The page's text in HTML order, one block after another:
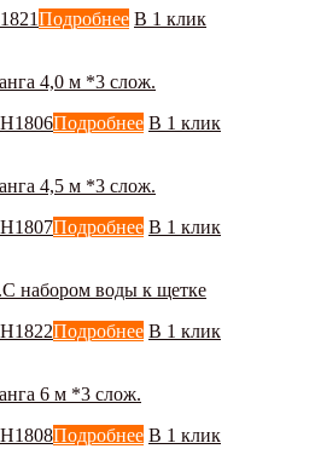
Подробнее В 1 клик
4,0 м *3 слож.
Подробнее В 1 клик
4,5 м *3 слож.
Подробнее В 1 клик
набором воды к щетке
Подробнее В 1 клик
6 м *3 слож.
Подробнее В 1 клик